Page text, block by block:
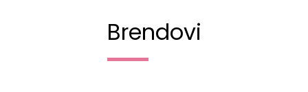
Brendovi